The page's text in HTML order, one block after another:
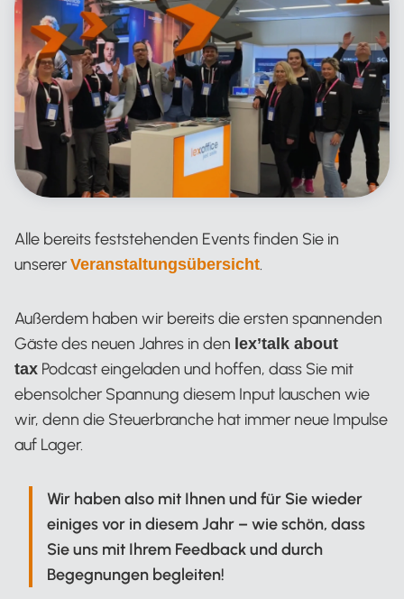
Alle bereits feststehenden Events finden Sie in
unserer Veranstaltungsübersicht.
Außerdem haben wir bereits die ersten spannenden
Gäste des neuen Jahres in den lex’talk about
tax Podcast eingeladen und hoffen, dass Sie mit
ebensolcher Spannung diesem Input lauschen wie
wir, denn die Steuerbranche hat immer neue Impulse
auf Lager.
Wir haben also mit Ihnen und für Sie wieder
einiges vor in diesem Jahr – wie schön, dass
Sie uns mit Ihrem Feedback und durch
Begegnungen begleiten!